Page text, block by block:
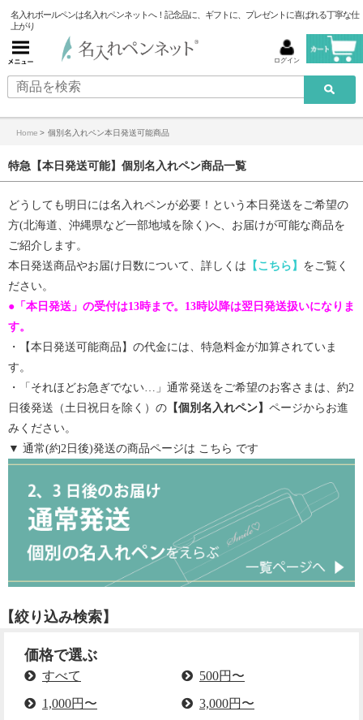
名入れボールペンは名入れペンネットへ！記念品に、ギフトに、プレゼントに喜ばれる丁寧な仕
上がり
ログイン
Home > 個別名入れペン本日発送可能商品
特急【本日発送可能】個別名入れペン商品一覧
どうしても明日には名入れペンが必要！という本日発送をご希望の
方(北海道、沖縄県など一部地域を除く)へ、お届けが可能な商品を
ご紹介します。
本日発送商品やお届け日数について、詳しくは 【こちら】 をご覧く
ださい。
●「本日発送」の受付は13時まで。13時以降は翌日発送扱いになりま
す。
・【本日発送可能商品 】の代金には、特急料金が加算されていま
す。
・「それほどお急ぎでない…」通常発送をご希望のお客さまは、約2
日後発送（土日祝日を除く）の 【個別名入れペン】 ページからお進
みください。
▼ 通常(約2日後)発送の商品ページは こちら です
【絞り込み検索】
価格で選ぶ
すべて
500円〜
1,000円〜
3,000円〜